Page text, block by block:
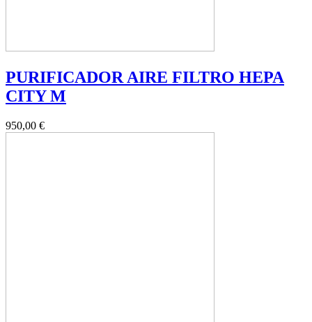
PURIFICADOR AIRE FILTRO HEPA
CITY M
950,00 €